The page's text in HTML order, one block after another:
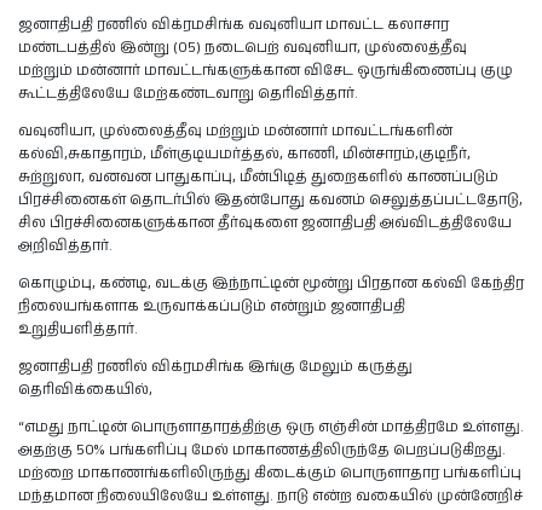
ஜனாதிபதி ரணில் விக்ரமசிங்க வவுனியா மாவட்ட கலாசார
மண்டபத்தில் இன்று (05) நடைபெற் வவுனியா, முல்லைத்தீவு
மற்றும் மன்னார் மாவட்டங்களுக்கான விசேட ஒருங்கிணைப்பு குழு
கூட்டத்திலேயே மேற்கண்டவாறு தெரிவித்தார்.
வவுனியா, முல்லைத்தீவு மற்றும் மன்னார் மாவட்டங்களின்
கல்வி,சுகாதாரம், மீள்குடியமர்த்தல், காணி, மின்சாரம்,குடிநீர்,
சுற்றுலா, வனவன பாதுகாப்பு, மீன்பிடித் துறைகளில் காணப்படும்
பிரச்சினைகள் தொடர்பில் இதன்போது கவனம் செலுத்தப்பட்டதோடு,
சில பிரச்சினைகளுக்கான தீர்வுகளை ஜனாதிபதி அவ்விடத்திலேயே
அறிவித்தார்.
கொழும்பு, கண்டி, வடக்கு இந்நாட்டின் மூன்று பிரதான கல்வி கேந்திர
நிலையங்களாக உருவாக்கப்படும் என்றும் ஜனாதிபதி
உறுதியளித்தார்.
ஜனாதிபதி ரணில் விக்ரமசிங்க இங்கு மேலும் கருத்து
தெரிவிக்கையில்,
“எமது நாட்டின் பொருளாதாரத்திற்கு ஒரு எஞ்சின் மாத்திரமே உள்ளது.
அதற்கு 50% பங்களிப்பு மேல் மாகாணத்திலிருந்தே பெறப்படுகிறது.
மற்றை மாகாணங்களிலிருந்து கிடைக்கும் பொருளாதார பங்களிப்பு
மந்தமான நிலையிலேயே உள்ளது. நாடு என்ற வகையில் முன்னேறிச்